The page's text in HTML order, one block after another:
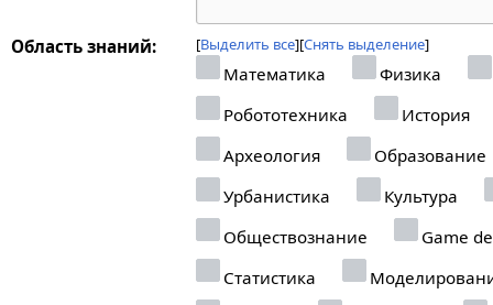
Область знаний: Выделить все Снять выделение
Математика Физика
Робототехника
История
Археология
Образование
Урбанистика
Культура
Обществознание
Game
Статистика